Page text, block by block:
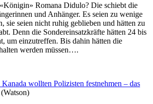
Romana Didulo? Die schiebt die
und Anhänger. Es seien zu wenige
sie seien nicht ruhig geblieben und hätten zu
Denn die Sondereinsatzkräfte hätten 24 bis
um einzutreffen. Bis dahin hätten die
werden müssen….
wollten Polizisten festnehmen – das
(Watson)